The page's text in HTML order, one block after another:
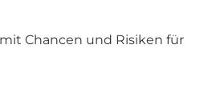
Chancen und Risiken für